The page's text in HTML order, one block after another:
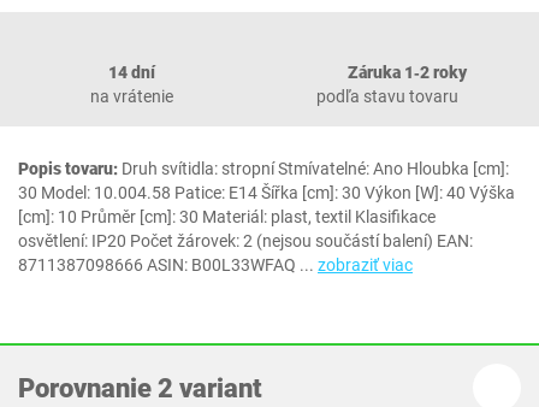
14 dní
na vrátenie
Záruka 1‐2 roky
podľa stavu tovaru
Popis tovaru: Druh svítidla: stropní Stmívatelné: Ano Hloubka [cm]:
30 Model: 10.004.58 Patice: E14 Šířka [cm]: 30 Výkon [W]: 40 Výška
[cm]: 10 Průměr [cm]: 30 Materiál: plast, textil Klasifikace
osvětlení: IP20 Počet žárovek: 2 (nejsou součástí balení) EAN:
8711387098666 ASIN: B00L33WFAQ ... zobraziť viac
Porovnanie 2 variant